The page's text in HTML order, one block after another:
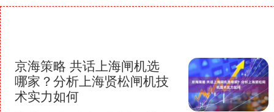
京海策略 共话上海闸机选
哪家？分析上海贤松闸机技
术实力如何